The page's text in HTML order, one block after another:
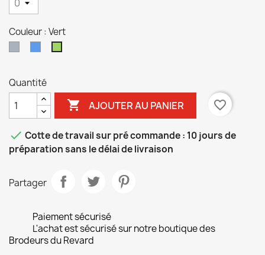
Couleur : Vert
Quantité
 AJOUTER AU PANIER favorite_border
 Cotte de travail sur pré commande : 10 jours de
préparation sans le délai de livraison
Partager
Paiement sécurisé
L'achat est sécurisé sur notre boutique des
Brodeurs du Revard